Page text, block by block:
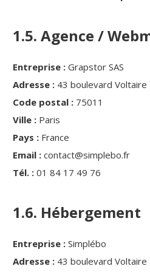
1.5. Agence /
Entreprise : Grapstor SAS
Adresse : 43 boulevard Voltaire
Code postal : 75011
Ville : Paris
Pays : France
Email : contact@simplebo.fr
Tél. : 01 84 17 49 76
1.6. Hébergement
Entreprise : Simplébo
Adresse : 43 boulevard Voltaire